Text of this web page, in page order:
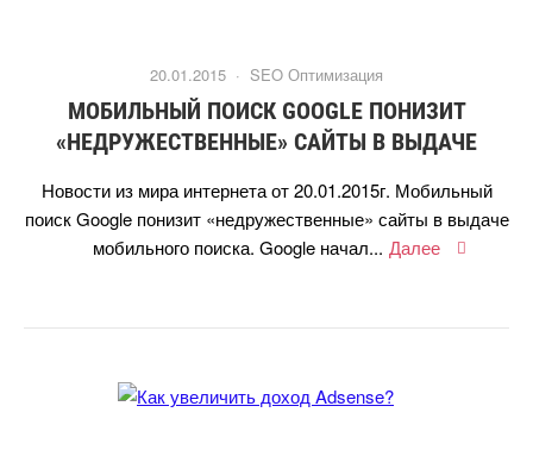
20.01.2015 · SEO Оптимизация
МОБИЛЬНЫЙ ПОИСК GOOGLE ПОНИЗИТ
«НЕДРУЖЕСТВЕННЫЕ» САЙТЫ В ВЫДАЧЕ
Новости из мира интернета от 20.01.2015г. Мобильный
поиск Google понизит «недружественные» сайты в выдаче
мобильного поиска. Google начал... Далее